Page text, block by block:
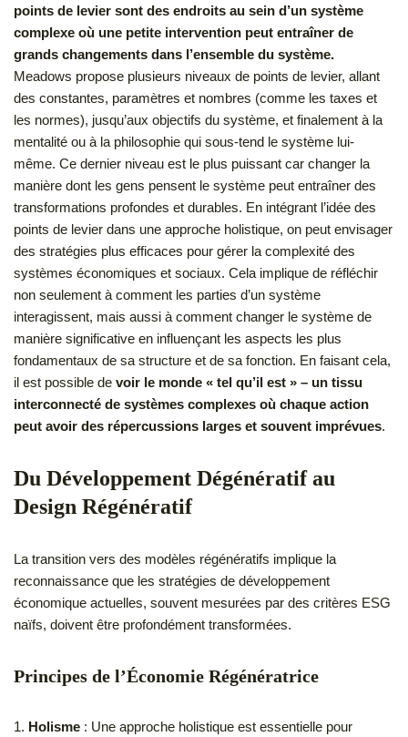
points de levier sont des endroits au sein d’un système
complexe où une petite intervention peut entraîner de
grands changements dans l’ensemble du système.
Meadows propose plusieurs niveaux de points de levier, allant
des constantes, paramètres et nombres (comme les taxes et
les normes), jusqu’aux objectifs du système, et finalement à la
mentalité ou à la philosophie qui sous-tend le système lui-
même. Ce dernier niveau est le plus puissant car changer la
manière dont les gens pensent le système peut entraîner des
transformations profondes et durables. En intégrant l’idée des
points de levier dans une approche holistique, on peut envisager
des stratégies plus efficaces pour gérer la complexité des
systèmes économiques et sociaux. Cela implique de réfléchir
non seulement à comment les parties d’un système
interagissent, mais aussi à comment changer le système de
manière significative en influençant les aspects les plus
fondamentaux de sa structure et de sa fonction. En faisant cela,
il est possible de voir le monde « tel qu’il est » – un tissu
interconnecté de systèmes complexes où chaque action
peut avoir des répercussions larges et souvent imprévues.
Du Développement Dégénératif au
Design Régénératif
La transition vers des modèles régénératifs implique la
reconnaissance que les stratégies de développement
économique actuelles, souvent mesurées par des critères ESG
naïfs, doivent être profondément transformées.
Principes de l’Économie Régénératrice
1. Holisme : Une approche holistique est essentielle pour